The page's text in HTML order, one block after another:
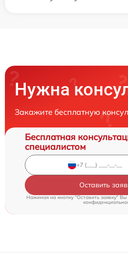
Нужна
Закажите бесплатную
Бесплатная
специалистом
Оставить
Нажимая на кнопку "Оставить заявку"